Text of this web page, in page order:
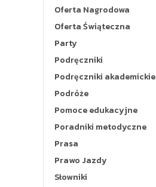
Oferta Nagrodowa
Oferta Świąteczna
Party
Podręczniki
Podręczniki akademickie
Podróże
Pomoce edukacyjne
Poradniki metodyczne
Prasa
Prawo Jazdy
Słowniki